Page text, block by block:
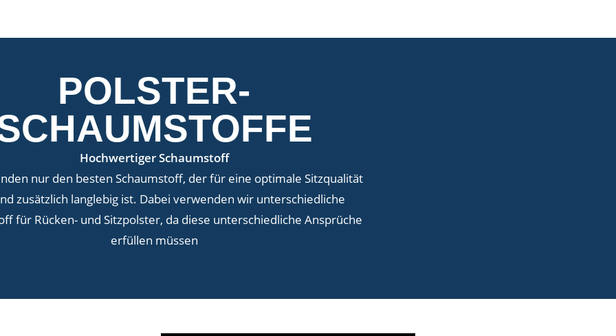
POLSTER-
Hochwertiger Schaumstoff
nur den besten Schaumstoff, der für eine optimale Sitzqualität
zusätzlich langlebig ist. Dabei verwenden wir unterschiedliche
für Rücken- und Sitzpolster, da diese unterschiedliche Ansprüche
erfüllen müssen